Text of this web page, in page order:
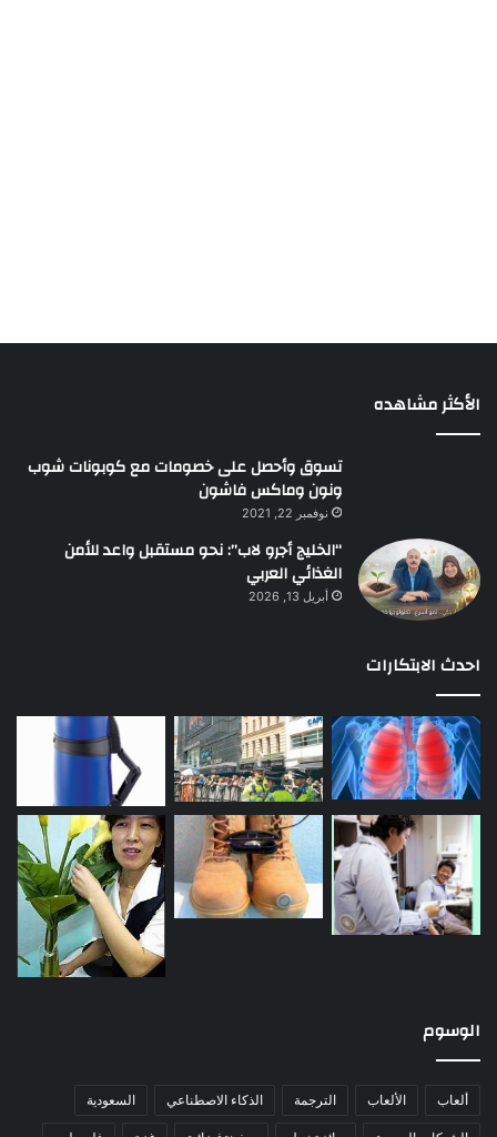
الأكثر مشاهده
تسوق وأحصل على خصومات مع كوبونات شوب
ونون وماكس فاشون
نوفمبر 22, 2021
“الخليج أجرو لاب”: نحو مستقبل واعد للأمن
الغذائي العربي
أبريل 13, 2026
احدث الابتكارات
الوسوم
ألعاب الألعاب الترجمة الذكاء الاصطناعي السعودية